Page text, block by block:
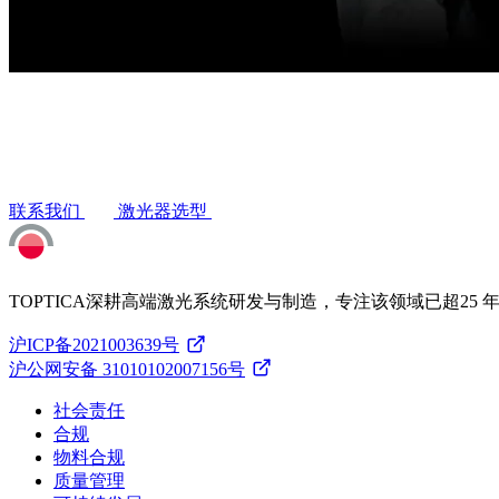
联系我们 激光器选型
TOPTICA深耕高端激光系统研发与制造，专注该领域已超25
沪ICP备2021003639号
沪公网安备 31010102007156号
社会责任
合规
物料合规
质量管理